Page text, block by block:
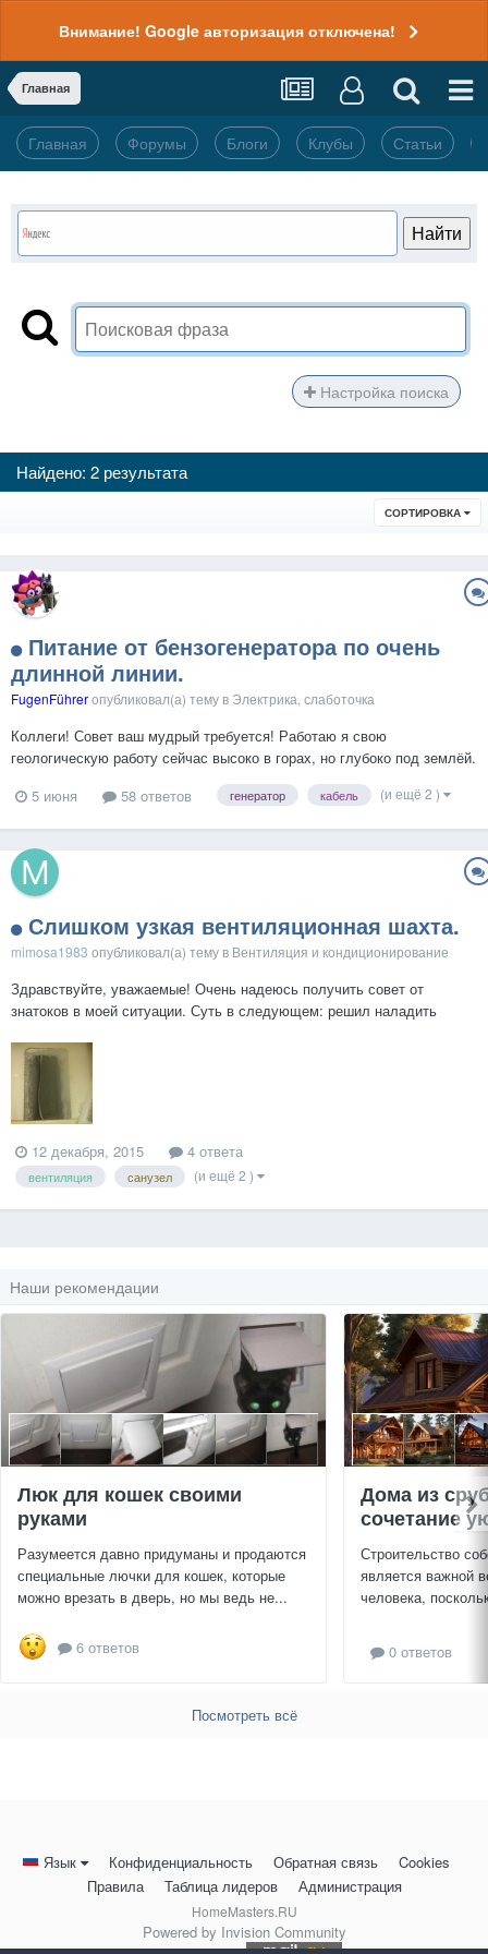
Внимание! Google авторизация отключена!
Главная
Главная Форумы Блоги Клубы Статьи
Настройка поиска
Найдено: 2 результата
СОРТИРОВКА
Питание от бензогенератора по очень
длинной линии.
FugenFührerопубликовал(а) тему в Электрика, слаботочка
Коллеги! Совет ваш мудрый требуется! Работаю я свою
геологическую работу сейчас высоко в горах, но глубоко под землёй.
Такая задачка возникла. Надо отработать очередной участок,
несколько выработок. Проблема в том, что хоть и сечение штреков
5 июня 58 ответов генератор кабель (и ещё 2 )
Слишком узкая вентиляционная шахта.
mimosa1983 опубликовал(а) тему в Вентиляция и кондиционирование
Здравствуйте, уважаемые! Очень надеюсь получить совет от
знатоков в моей ситуации. Суть в следующем: решил наладить
подходящий вентилятор - установочный диаметр 100мм. Вот только
выяснилось, что при замере ширины вентиляционной шахты я
немного п...
12 декабря, 2015 4 ответа
вентиляция санузел (и ещё 2 )
Наши рекомендации
Люк для кошек своими
руками
Разумеется давно придуманы и продаются
специальные лючки для кошек, которые
можно врезать в дверь, но мы ведь не...
6 ответов
Дома из
сочетание
Строительство
является важной
человека,
0 ответов
Посмотреть всё
Язык Конфиденциальность Обратная связь
Cookies
Правила
Таблица лидеров Администрация
HomeMasters.RU
Powered by Invision Community